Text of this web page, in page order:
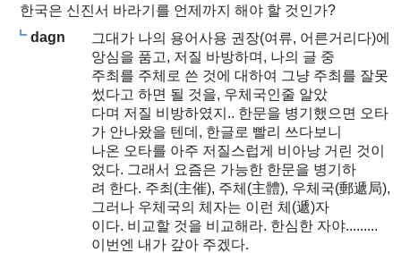
한국은 신진서 바라기를 언제까지 해야 할 것인가?
dagn
그대가 나의 용어사용 권장(여류, 어른거리다)에
앙심을 품고, 저질 바방하며, 나의 글 중
주최를 주체로 쓴 것에 대하여 그냥 주최를 잘못
썼다고 하면 될 것을, 우체국인줄 알았
다며 저질 비방하였지.. 한문을 병기했으면 오타
가 안나왔을 텐데, 한글로 빨리 쓰다보니
나온 오타를 아주 저질스럽게 비아낭 거린 것이
었다. 그래서 요즘은 가능한 한문을 병기하
려 한다. 주최(主催), 주체(主體), 우체국(郵遞局),
그러나 우체국의 체자는 이런 체(遞)자
이다. 비교할 것을 비교해라. 한심한 자야.........
이번엔 내가 갚아 주겠다.